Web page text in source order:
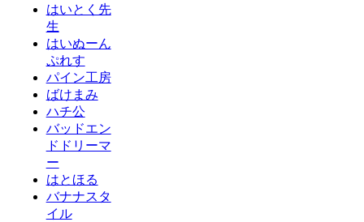
はいとく先
生
はいぬーん
ぷれす
パイン工房
ばけまみ
ハチ公
バッドエン
ドドリーマ
ー
はとほる
バナナスタ
イル